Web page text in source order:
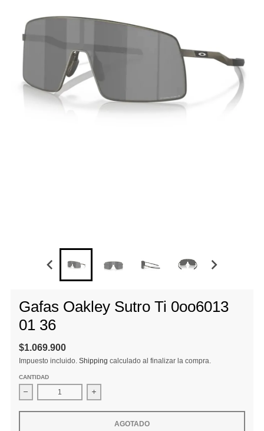
Gafas Oakley Sutro Ti 0oo6013
01 36
$1.069.900
Impuesto incluido. Shipping calculado al finalizar la compra.
CANTIDAD
Disminuir cantidad para Gafas Oakley Sutro Ti 0oo6013 01 36
Aumentar la cantidad para Gafas Oakley
AGOTADO